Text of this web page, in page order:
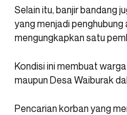
Selain itu, banjir bandang
yang menjadi
mengungkapkan satu
Kondisi ini membuat
maupun Desa Waiburak
Pencarian korban yang